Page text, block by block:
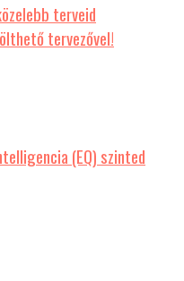
terveid
tervezővel!
(EQ) szinted